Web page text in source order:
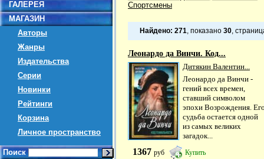
ГАЛЕРЕЯ
МАГАЗИН
Авторы
Жанры
Издательства
Серии
Новинки
Рейтинги
Корзина
Личное пространство
Поиск
Спортсмены
Найдено: 271, показано 30,
Леонардо да Винчи. Код...
Дитякин Валентин...
Леонардо да Винчи -
гений всех времен,
ставший символом
эпохи Возрождения.
судьба остается одной
из самых великих
загадок...
1367 руб Купить